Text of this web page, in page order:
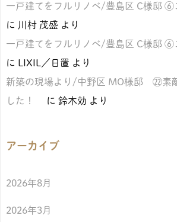
一戸建てをフルリノベ/豊島区 C様邸 ⑥
に 川村 茂盛 より
一戸建てをフルリノベ/豊島区 C様邸 ⑥
に LIXIL／日置 より
新築の現場より/中野区 MO様邸 ㉒素
した！
に 鈴木効 より
アーカイブ
2026年8月
2026年3月